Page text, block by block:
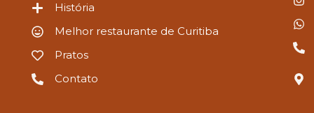
História
Melhor restaurante de Curitiba
Pratos
Contato